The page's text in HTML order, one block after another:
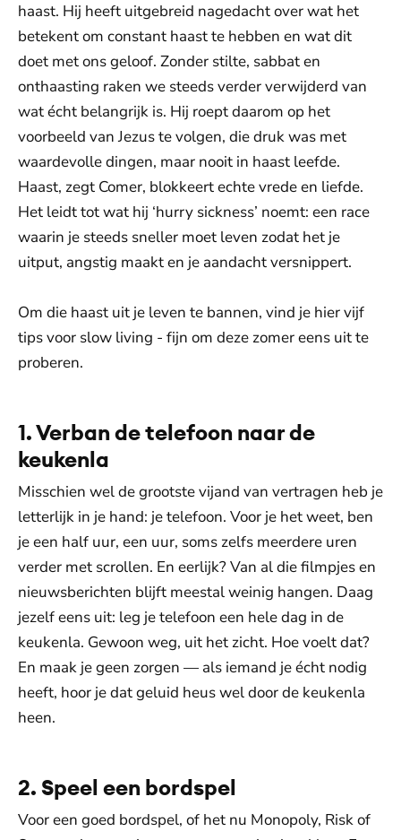
haast. Hij heeft uitgebreid nagedacht over wat het
betekent om constant haast te hebben en wat dit
doet met ons geloof. Zonder stilte, sabbat en
onthaasting raken we steeds verder verwijderd van
wat écht belangrijk is. Hij roept daarom op het
voorbeeld van Jezus te volgen, die druk was met
waardevolle dingen, maar nooit in haast leefde.
Haast, zegt Comer, blokkeert echte vrede en liefde.
Het leidt tot wat hij ‘hurry sickness’ noemt: een race
waarin je steeds sneller moet leven zodat het je
uitput, angstig maakt en je aandacht versnippert.
Om die haast uit je leven te bannen, vind je hier vijf
tips voor slow living - fijn om deze zomer eens uit te
proberen.
1. Verban de telefoon naar de
keukenla
Misschien wel de grootste vijand van vertragen heb je
letterlijk in je hand: je telefoon. Voor je het weet, ben
je een half uur, een uur, soms zelfs meerdere uren
verder met scrollen. En eerlijk? Van al die filmpjes en
nieuwsberichten blijft meestal weinig hangen. Daag
jezelf eens uit: leg je telefoon een hele dag in de
keukenla. Gewoon weg, uit het zicht. Hoe voelt dat?
En maak je geen zorgen — als iemand je écht nodig
heeft, hoor je dat geluid heus wel door de keukenla
heen.
2. Speel een bordspel
Voor een goed bordspel, of het nu Monopoly, Risk of